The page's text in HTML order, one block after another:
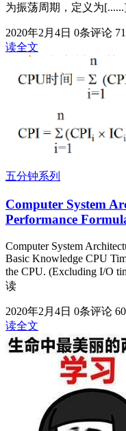
为振荡周期，定义为
2020年2月4日 0条评论
读全文
五分钟系列
Computer System
Performance
Computer System
Basic Knowledge CPU
the CPU. (Excluding I/O
读
2020年2月4日 0条评论
读全文